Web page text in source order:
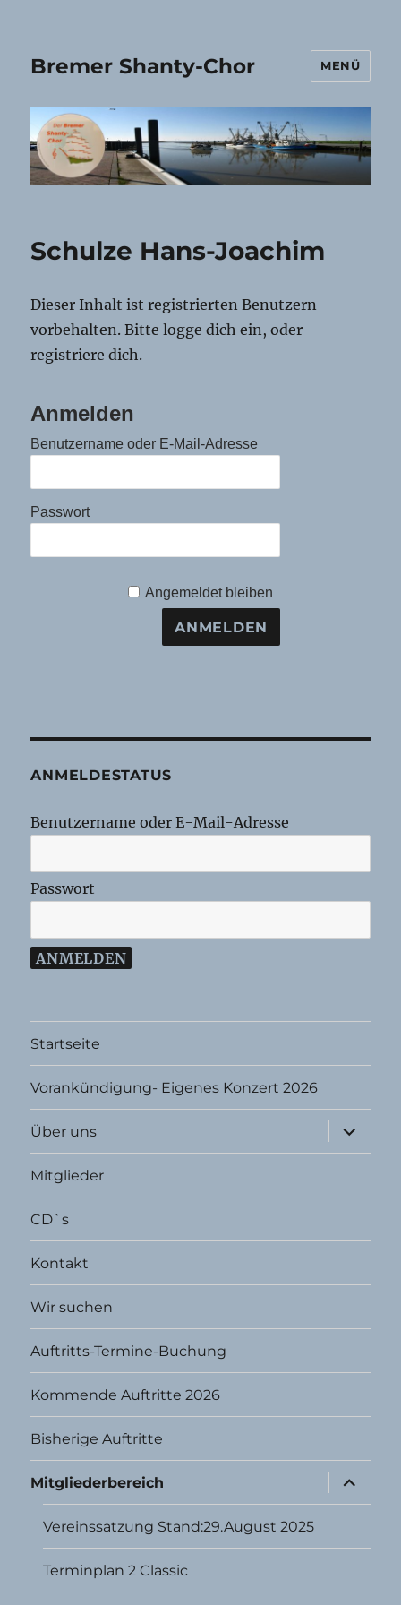
Bremer Shanty-Chor MENÜ
Schulze Hans-Joachim
Dieser Inhalt ist registrierten Benutzern
vorbehalten. Bitte logge dich ein, oder
registriere dich.
Anmelden
Benutzername oder E-Mail-Adresse
Passwort
Angemeldet bleiben
ANMELDESTATUS
Benutzername oder E-Mail-Adresse
Passwort
Startseite
Vorankündigung- Eigenes Konzert 2026
Über uns
öffnen
Mitglieder
CD`s
Kontakt
Wir suchen
Auftritts-Termine-Buchung
Kommende Auftritte 2026
Bisherige Auftritte
Mitgliederbereich
öffnen
Vereinssatzung Stand:29.August 2025
Terminplan 2 Classic